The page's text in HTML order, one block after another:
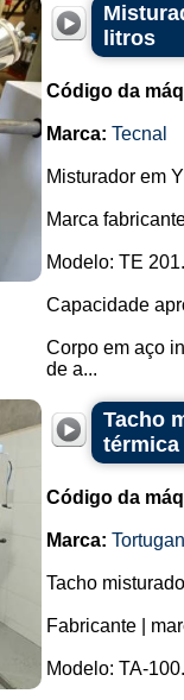
litros
Código da
Marca: Tecnal
Misturador em
Marca
Modelo: TE 201.
Capacidade
Corpo em aço
de a...
Tacho
térmica
Código da
Marca: Tortugan
Tacho
Fabricante |
Modelo: TA-100.